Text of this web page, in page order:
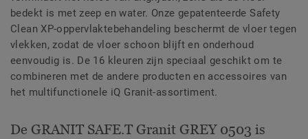
bedekt is met zeep en water. Onze gepatenteerde Safety
Clean XP-oppervlaktebehandeling beschermt de vloer tegen
vlekken, zodat de vloer schoon blijft en onderhoud
eenvoudig is. De 16 kleuren zijn speciaal geschikt om te
combineren met de andere producten en accessoires van
het multifunctionele iQ Granit-assortiment.
De GRANIT SAFE.T Granit GREY 0503 is